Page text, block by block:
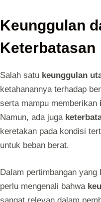
Keunggulan
Keterbatasan
Salah satu keunggulan
ketahanannya terhadap
serta mampu memberikan
Namun, ada juga
keretakan pada kondisi
untuk beban berat.
Dalam pertimbangan yang
perlu mengenali bahwa